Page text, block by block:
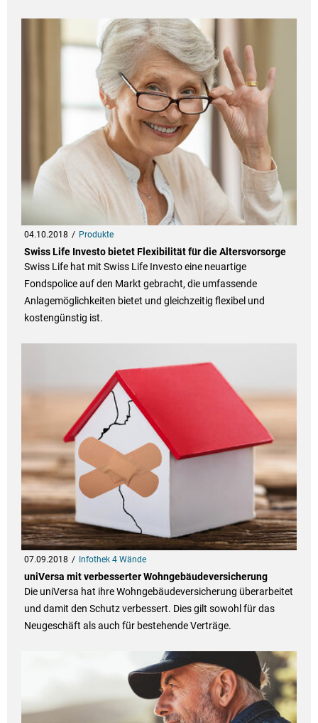
04.10.2018 Produkte
Swiss Life Investo bietet Flexibilität für die Altersvorsorge
Swiss Life hat mit Swiss Life Investo eine neuartige
Fondspolice auf den Markt gebracht, die umfassende
Anlagemöglichkeiten bietet und gleichzeitig flexibel und
kostengünstig ist.
07.09.2018 Infothek 4 Wände
uniVersa mit verbesserter Wohngebäudeversicherung
Die uniVersa hat ihre Wohngebäudeversicherung überarbeitet
und damit den Schutz verbessert. Dies gilt sowohl für das
Neugeschäft als auch für bestehende Verträge.